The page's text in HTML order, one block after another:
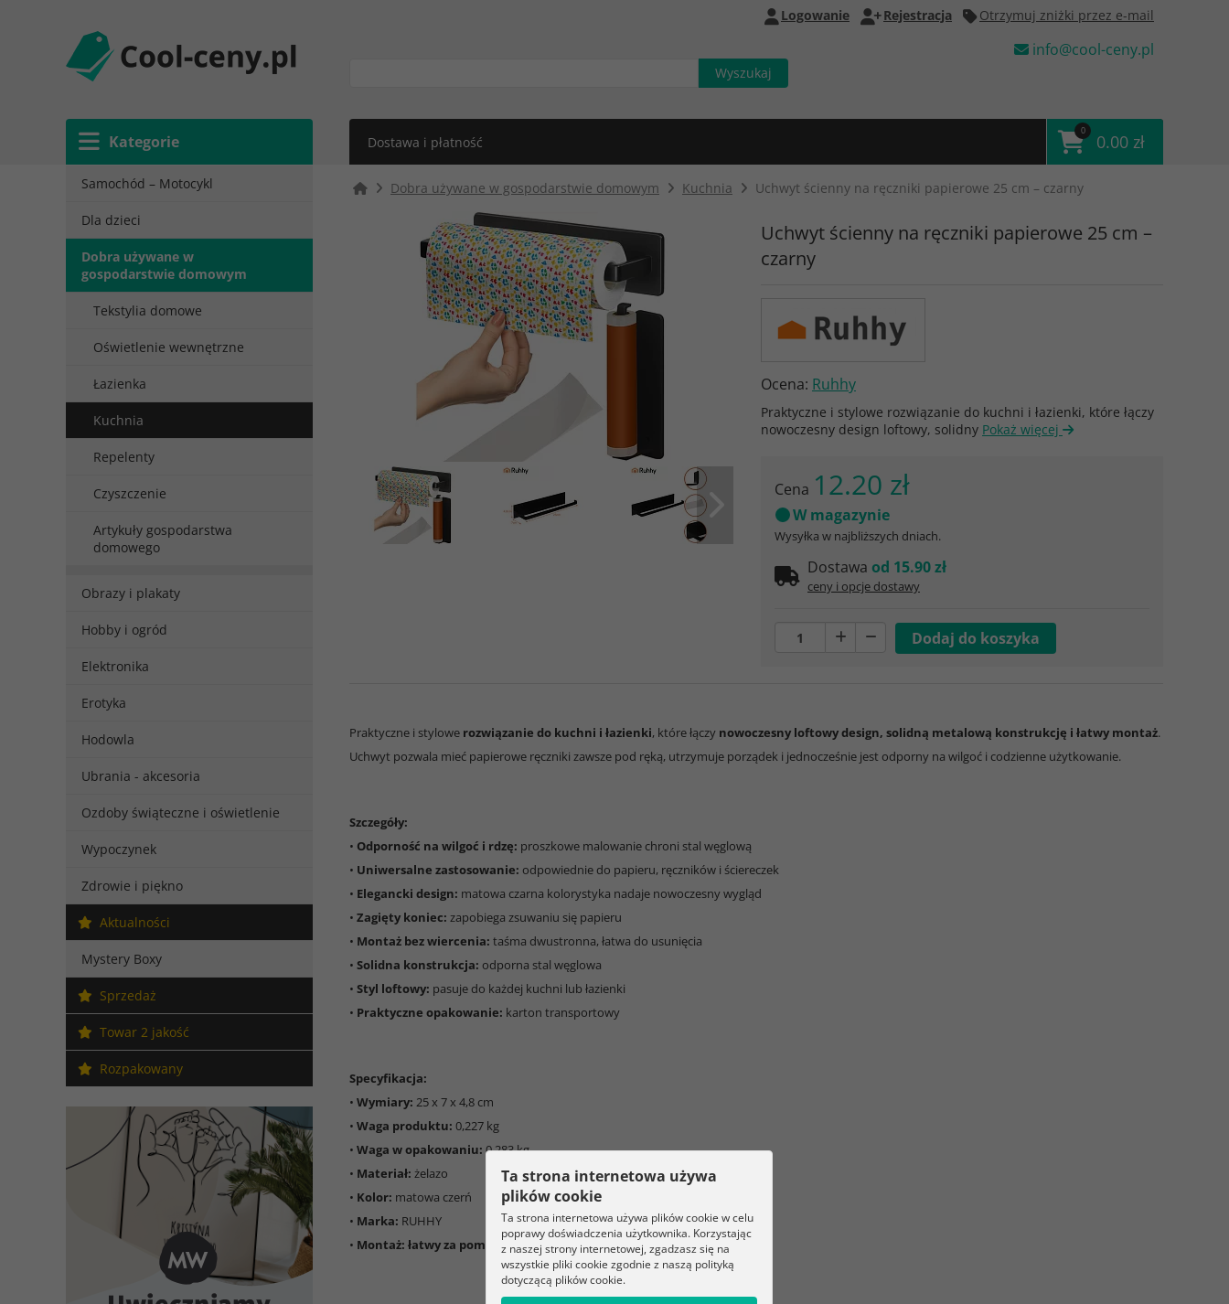
Kategorie
Logowanie Rejestracja Otrzymuj zniżki przez e-mail
info@cool-ceny.pl
Dostawa i płatność
0
0.00 zł
Samochód – Motocykl
Dla dzieci
Dobra używane w
gospodarstwie domowym
Tekstylia domowe
Oświetlenie wewnętrzne
Łazienka
Kuchnia
Repelenty
Czyszczenie
Artykuły gospodarstwa
domowego
Obrazy i plakaty
Hobby i ogród
Elektronika
Erotyka
Hodowla
Ubrania - akcesoria
Ozdoby świąteczne i oświetlenie
Wypoczynek
Zdrowie i piękno
Aktualności
Mystery Boxy
Sprzedaż
Towar 2 jakość
Rozpakowany
Dobra używane w gospodarstwie domowym Kuchnia Uchwyt ścienny na ręczniki papierowe 25 cm – czarny
Uchwyt ścienny na ręczniki papierowe 25 cm –
czarny
Ocena: Ruhhy
Praktyczne i stylowe rozwiązanie do kuchni i łazienki, które łączy
nowoczesny design loftowy, solidny Pokaż więcej
Cena 12.20 zł
W magazynie
Wysyłka w najbliższych dniach.
Dostawa od 15.90 zł
ceny i opcje dostawy
Praktyczne i stylowe rozwiązanie do kuchni i łazienki, które łączy nowoczesny loftowy design, solidną metalową konstrukcję i łatwy montaż.
Uchwyt pozwala mieć papierowe ręczniki zawsze pod ręką, utrzymuje porządek i jednocześnie jest odporny na wilgoć i codzienne użytkowanie.
Szczegóły:
• Odporność na wilgoć i rdzę: proszkowe malowanie chroni stal węglową
• Uniwersalne zastosowanie: odpowiednie do papieru, ręczników i ściereczek
• Elegancki design: matowa czarna kolorystyka nadaje nowoczesny wygląd
• Zagięty koniec: zapobiega zsuwaniu się papieru
• Montaż bez wiercenia: taśma dwustronna, łatwa do usunięcia
• Solidna konstrukcja: odporna stal węglowa
• Styl loftowy: pasuje do każdej kuchni lub łazienki
• Praktyczne opakowanie: karton transportowy
Specyfikacja:
• Wymiary: 25 x 7 x 4,8 cm
• Waga produktu: 0,227 kg
• Waga w opakowaniu: 0,283 kg
• Materiał: żelazo
• Kolor: matowa czerń
• Marka: RUHHY
• Montaż: łatwy za pomocą taśmy dwustronnej
Ta strona internetowa używa
plików cookie
Ta strona internetowa używa plików cookie w celu
poprawy doświadczenia użytkownika. Korzystając
z naszej strony internetowej, zgadzasz się na
wszystkie pliki cookie zgodnie z naszą polityką
dotyczącą plików cookie.